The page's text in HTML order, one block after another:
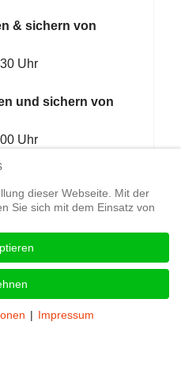
& sichern von
Uhr
und sichern von
Uhr
dieser Webseite. Mit der
Sie sich mit dem Einsatz von
| Impressum